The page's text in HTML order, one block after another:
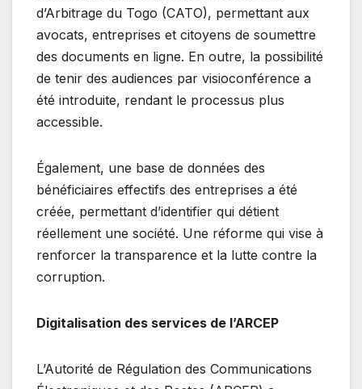
d’Arbitrage du Togo (CATO), permettant aux
avocats, entreprises et citoyens de soumettre
des documents en ligne. En outre, la possibilité
de tenir des audiences par visioconférence a
été introduite, rendant le processus plus
accessible.
Également, une base de données des
bénéficiaires effectifs des entreprises a été
créée, permettant d’identifier qui détient
réellement une société. Une réforme qui vise à
renforcer la transparence et la lutte contre la
corruption.
Digitalisation des services de l’ARCEP
L’Autorité de Régulation des Communications